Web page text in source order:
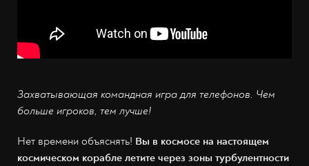
Захватывающая командная игра для телефонов. Чем
больше игроков, тем лучше!
Нет времени объяснять! Вы в космосе на настоящем
космическом корабле летите через зоны турбулентности